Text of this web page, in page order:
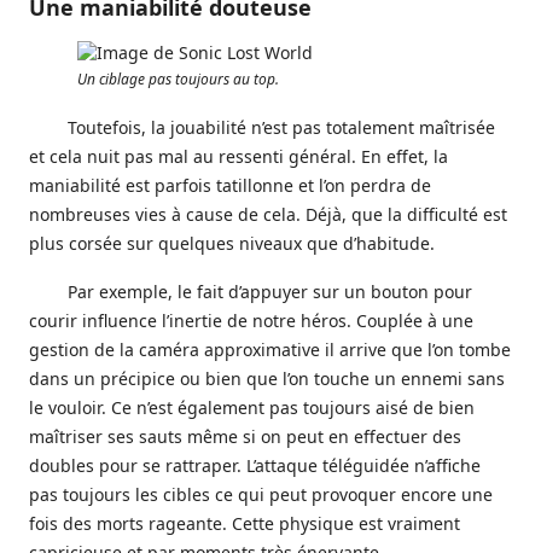
Une maniabilité douteuse
Un ciblage pas toujours au top.
Toutefois, la jouabilité n’est pas totalement maîtrisée
et cela nuit pas mal au ressenti général. En effet, la
maniabilité est parfois tatillonne et l’on perdra de
nombreuses vies à cause de cela. Déjà, que la difficulté est
plus corsée sur quelques niveaux que d’habitude.
Par exemple, le fait d’appuyer sur un bouton pour
courir influence l’inertie de notre héros. Couplée à une
gestion de la caméra approximative il arrive que l’on tombe
dans un précipice ou bien que l’on touche un ennemi sans
le vouloir. Ce n’est également pas toujours aisé de bien
maîtriser ses sauts même si on peut en effectuer des
doubles pour se rattraper. L’attaque téléguidée n’affiche
pas toujours les cibles ce qui peut provoquer encore une
fois des morts rageante. Cette physique est vraiment